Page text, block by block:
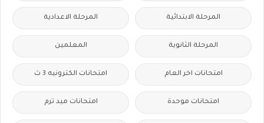
المرحلة الابتدائية المرحلة الاعدادية
المرحلة الثانوية المعلمين
امتحانات اخر العام امتحانات الكترونيه 3 ث
امتحانات موحدة امتحانات ميد ترم